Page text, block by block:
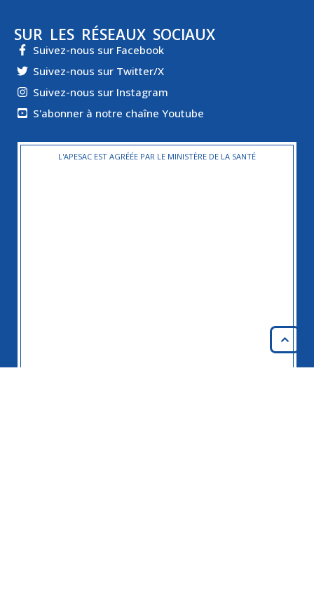
SUR LES RÉSEAUX SOCIAUX
Suivez-nous sur Facebook
Suivez-nous sur Twitter/X
Suivez-nous sur Instagram
S'abonner à notre chaîne Youtube
L'APESAC EST AGRÉÉE PAR LE MINISTÈRE DE LA SANTÉ